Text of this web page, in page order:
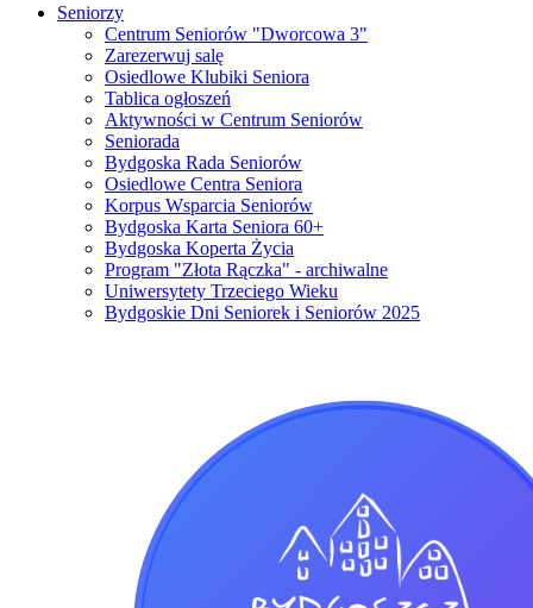
Seniorzy
Centrum Seniorów "Dworcowa 3"
Zarezerwuj salę
Osiedlowe Klubiki Seniora
Tablica ogłoszeń
Aktywności w Centrum Seniorów
Seniorada
Bydgoska Rada Seniorów
Osiedlowe Centra Seniora
Korpus Wsparcia Seniorów
Bydgoska Karta Seniora 60+
Bydgoska Koperta Życia
Program "Złota Rączka" - archiwalne
Uniwersytety Trzeciego Wieku
Bydgoskie Dni Seniorek i Seniorów 2025